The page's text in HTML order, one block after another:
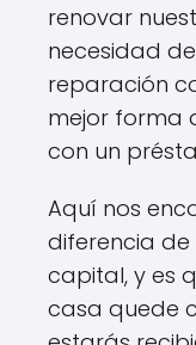
renovar
necesidad
reparación
mejor forma
con un
Aquí nos
diferencia
capital, y es
casa quede